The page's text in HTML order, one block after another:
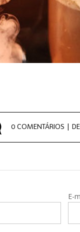
0 COMENTÁRIOS |
E-